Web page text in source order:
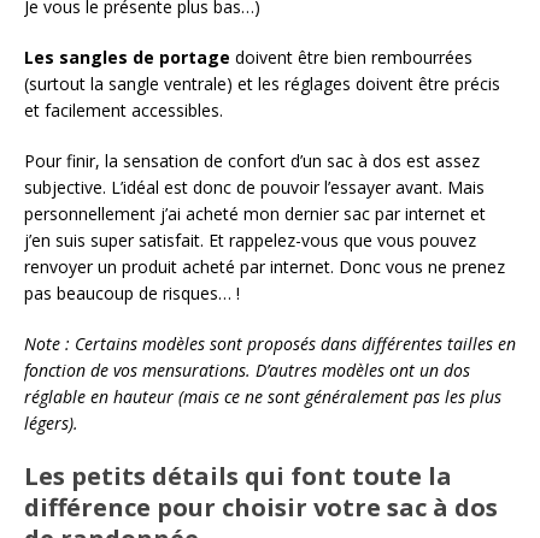
Je vous le présente plus bas…)
Les sangles de portage doivent être bien rembourrées
(surtout la sangle ventrale) et les réglages doivent être précis
et facilement accessibles.
Pour finir, la sensation de confort d’un sac à dos est assez
subjective. L’idéal est donc de pouvoir l’essayer avant. Mais
personnellement j’ai acheté mon dernier sac par internet et
j’en suis super satisfait. Et rappelez-vous que vous pouvez
renvoyer un produit acheté par internet. Donc vous ne prenez
pas beaucoup de risques… !
Note : Certains modèles sont proposés dans différentes tailles en
fonction de vos mensurations. D’autres modèles ont un dos
réglable en hauteur (mais ce ne sont généralement pas les plus
légers).
Les petits détails qui font toute la
différence pour choisir votre sac à dos